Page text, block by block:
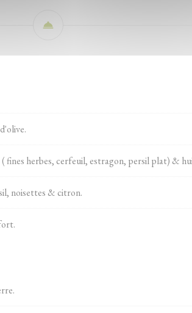
fines herbes, cerfeuil, estragon, persil plat) &
noisettes & citron.